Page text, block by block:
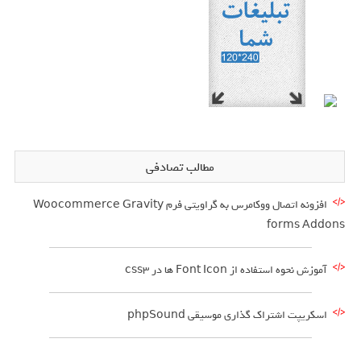
مطالب تصادفی
افزونه اتصال ووکامرس به گراویتی فرم Woocommerce Gravity
forms Addons
آموزش نحوه استفاده از Font Icon ها در css3
اسکریپت اشتراک گذاری موسیقی phpSound